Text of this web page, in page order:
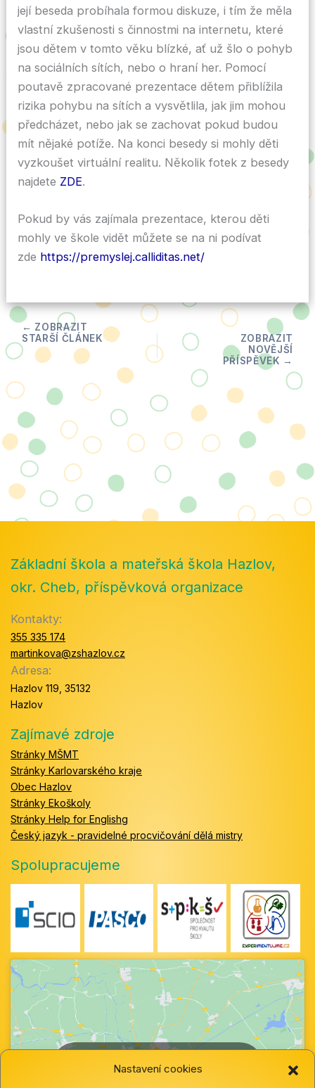
Nastavení cookies
její beseda probíhala formou diskuze, i tím že měla
vlastní zkušenosti s činnostmi na internetu, které
jsou dětem v tomto věku blízké, ať už šlo o pohyb
na sociálních sítích, nebo o hraní her. Pomocí
poutavě zpracované prezentace dětem přiblížila
rizika pohybu na sítích a vysvětlila, jak jim mohou
předcházet, nebo jak se zachovat pokud budou
mít nějaké potíže. Na konci besedy si mohly děti
vyzkoušet virtuální realitu. Několik fotek z besedy
najdete ZDE.
Pokud by vás zajímala prezentace, kterou děti
mohly ve škole vidět můžete se na ni podívat
zde https://premyslej.calliditas.net/
Základní škola a mateřská škola Hazlov,
okr. Cheb, příspěvková organizace
Kontakty:
355 335 174
martinkova@zshazlov.cz
Adresa:
Hazlov 119, 35132
Hazlov
Zajímavé zdroje
Stránky MŠMT
Stránky Karlovarského kraje
Obec Hazlov
Stránky Ekoškoly
Stránky Help for Englishg
Český jazyk - pravidelné procvičování dělá mistry
Spolupracujeme
cookie a povolte tento obsah